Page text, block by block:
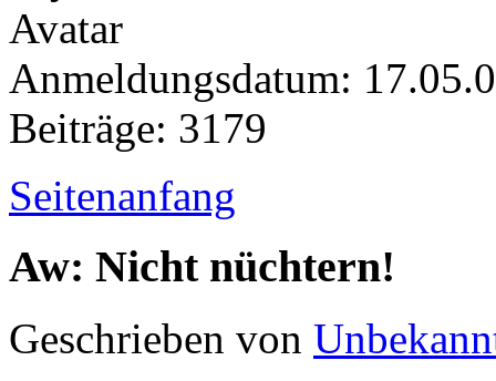
Anmeldungsdatum:
Beiträge: 3179
Seitenanfang
Aw: Nicht nüchtern!
Geschrieben von